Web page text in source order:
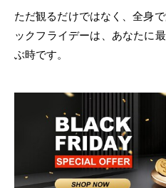
ただ観るだけではなく、全身
ックフライデーは、あなたに
ぶ時です。